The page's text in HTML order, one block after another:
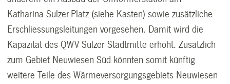
Katharina-Sulzer-Platz (siehe Kasten) sowie zusätzliche
Erschliessungsleitungen vorgesehen. Damit wird die
Kapazität des QWV Sulzer Stadtmitte erhöht. Zusätzlich
zum Gebiet Neuwiesen Süd könnten somit künftig
weitere Teile des Wärmeversorgungsgebiets Neuwiesen